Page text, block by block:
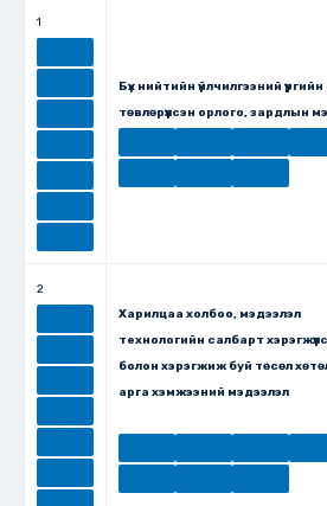
1
Бүх нийтийн үйлчилгээний
төвлөрүүлсэн орлого, зардлын
2
Харилцаа холбоо, мэдээлэл
технологийн салбарт
болон хэрэгжиж буй төсөл
арга хэмжээний мэдээлэл